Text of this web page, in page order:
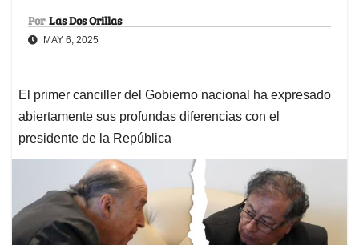
Por Las Dos Orillas
MAY 6, 2025
El primer canciller del Gobierno nacional ha expresado
abiertamente sus profundas diferencias con el
presidente de la República